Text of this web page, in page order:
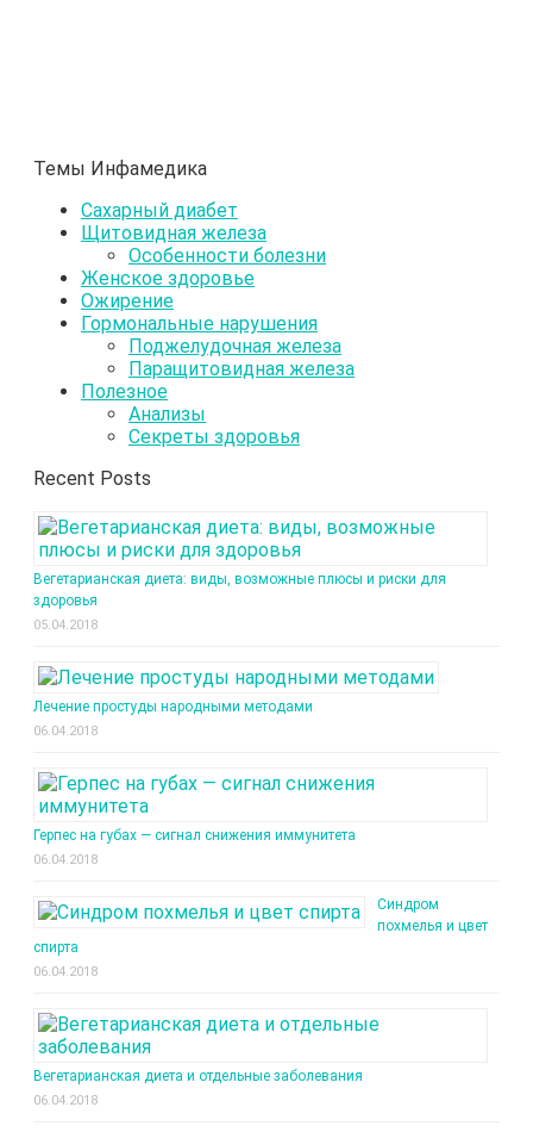
Темы Инфамедика
Сахарный диабет
Щитовидная железа
Особенности болезни
Женское здоровье
Ожирение
Гормональные нарушения
Поджелудочная железа
Паращитовидная железа
Полезное
Анализы
Секреты здоровья
Recent Posts
Вегетарианская диета: виды, возможные плюсы и риски для
здоровья
05.04.2018
Лечение простуды народными методами
06.04.2018
Герпес на губах — сигнал снижения иммунитета
06.04.2018
Синдром
похмелья и цвет
спирта
06.04.2018
Вегетарианская диета и отдельные заболевания
06.04.2018